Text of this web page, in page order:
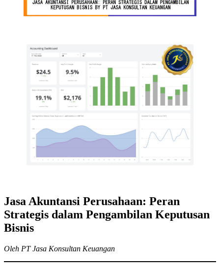
Jasa Akuntansi Perusahaan: Peran
Strategis dalam Pengambilan Keputusan
Bisnis
Oleh PT Jasa Konsultan Keuangan